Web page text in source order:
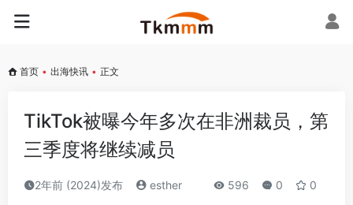
首页 • 出海快讯 • 正文
TikTok被曝今年多次在非洲裁员，第
三季度将继续减员
2年前 (2024)发布 esther 596 0 0